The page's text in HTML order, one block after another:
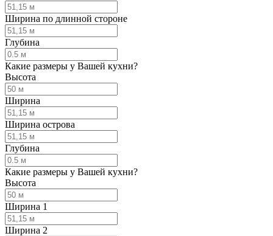
Ширина по длинной стороне
Глубина
Какие размеры у Вашей кухни?
Высота
Ширина
Ширина острова
Глубина
Какие размеры у Вашей кухни?
Высота
Ширина 1
Ширина 2